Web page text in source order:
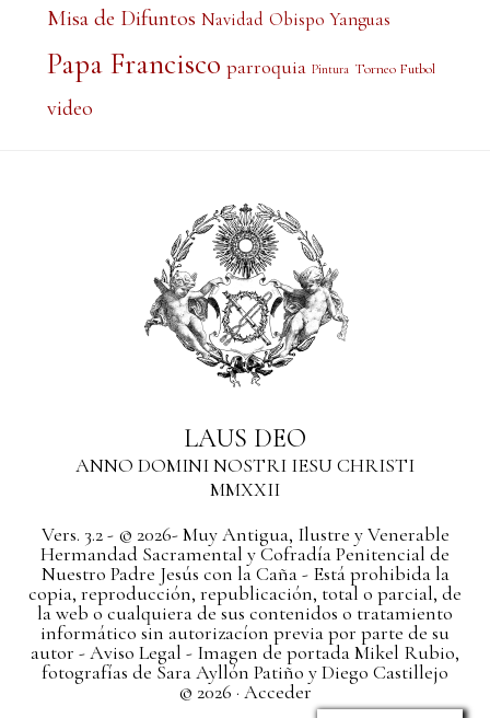
Misa de Difuntos Navidad Obispo Yanguas
Papa Francisco parroquia Pintura Torneo Futbol
video
LAUS DEO
ANNO DOMINI NOSTRI IESU CHRISTI
MMXXII
Vers. 3.2 - © 2026- Muy Antigua, Ilustre y Venerable
Hermandad Sacramental y Cofradía Penitencial de
Nuestro Padre Jesús con la Caña - Está prohibida la
copia, reproducción, republicación, total o parcial, de
la web o cualquiera de sus contenidos o tratamiento
informático sin autorizacíon previa por parte de su
autor - Aviso Legal - Imagen de portada Mikel Rubio,
fotografías de Sara Ayllón Patiño y Diego Castillejo
© 2026 · Acceder